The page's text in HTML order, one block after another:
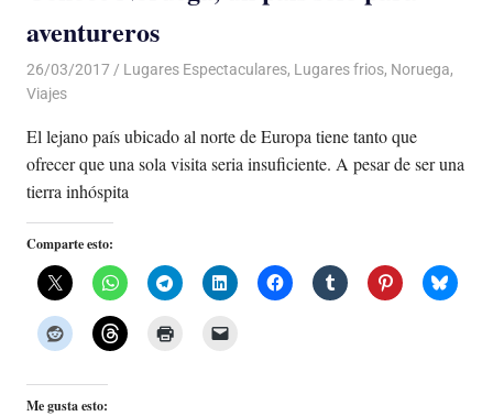
aventureros
26/03/2017 Luis Castellanos
Lugares Espectaculares, Lugares frios, Noruega,
Viajes
El lejano país ubicado al norte de Europa tiene tanto que
ofrecer que una sola visita seria insuficiente. A pesar de ser una
tierra inhóspita
Comparte esto:
Me gusta esto: